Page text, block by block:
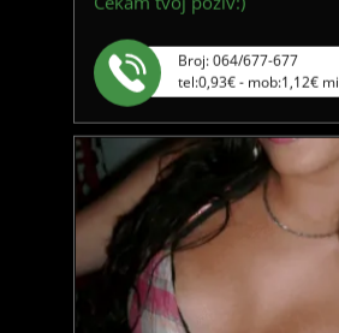
Broj: 064/677-677
tel:0,93€ - mob:1,12€ min